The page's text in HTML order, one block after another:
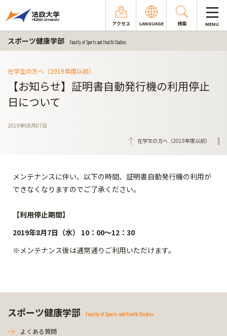
アクセス LANGUAGE 検索 MENU
スポーツ健康学部 Faculty of Sports and Health Studies
在学生の方へ（2019年度以前）
【お知らせ】証明書自動発行機の利用停止
日について
2019年08月07日
在学生の方へ（2019年度以前）
メンテナンスに伴い、以下の時間、証明書自動発行機の利用が
できなくなりますのでご了承ください。
【利用停止期間】
2019年8月7日（水） 10：00～12：30
※メンテナンス後は通常通りご利用いただけます。
スポーツ健康学部 Faculty of Sports and Health Studies
よくある質問